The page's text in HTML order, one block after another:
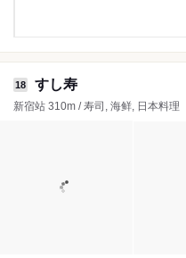
18 すし寿
新宿站 310m / 寿司, 海鲜, 日本料理